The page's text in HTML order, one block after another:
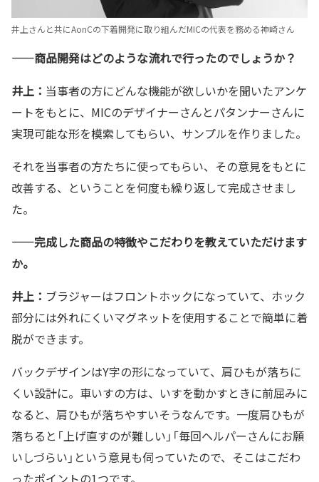
井上さんと共にAonCの下着開発に取り組んだMICの代表を務める神崎さん
——商品開発はどのような流れで行ったのでしょうか？
井上： 当事者の方にどんな機能が欲しいかを聞いたアンケ
ートをもとに、MICのデザイナーさんとパタンナーさんに
実現可能な形を模索してもらい、サンプルを作りました。
それを当事者の方たちに使ってもらい、その意見をもとに
改善する、ということを何度も繰り返して完成させまし
た。
——完成した商品の特徴やこだわりを教えていただけます
か。
井上： ブラジャーはフロントホックになっていて、ホック
部分には外れにくいマグネットを使用することで簡単に着
脱ができます。
バックデザインはY字の形になっていて、肩ひもが落ちに
くい設計に。車いすの方は、いすを動かすときに前屈みに
なると、肩ひもが落ちやすいそうなんです。一度肩ひもが
落ちると「上げ直すのが難しい」「毎回ヘルパーさんにお願
いしづらい」という意見も伺っていたので、そこはこだわ
ったポイントの1つです。